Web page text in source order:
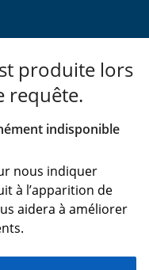
produite lors
requête.
indisponible
nous indiquer
à l’apparition de
aidera à améliorer